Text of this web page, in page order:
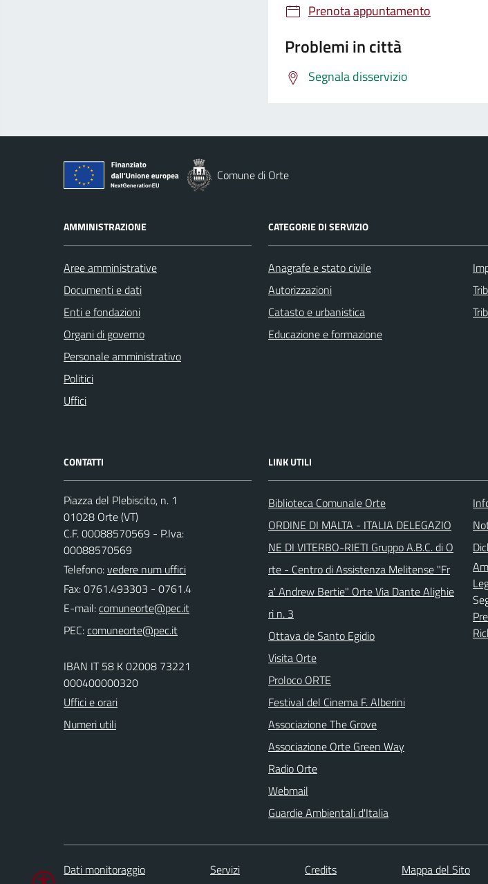
Prenota appuntamento
Problemi in città
Segnala disservizio
Comune di Orte
AMMINISTRAZIONE
Aree amministrative
Documenti e dati
Enti e fondazioni
Organi di governo
Personale amministrativo
Politici
Uffici
CATEGORIE DI SERVIZIO
Anagrafe e stato civile
Autorizzazioni
Catasto e urbanistica
Educazione e formazione
CONTATTI
Piazza del Plebiscito, n. 1
01028 Orte (VT)
C.F. 00088570569 - P.Iva:
00088570569
Telefono:vedere num uffici
Fax: 0761.493303 - 0761.4
E-mail:
PEC:
IBAN IT 58 K 02008 73221
000400000320
Uffici e orari
Numeri utili
LINK UTILI
Biblioteca Comunale Orte
ORDINE DI MALTA - ITALIA DELEGAZIO
NE DI VITERBO-RIETI Gruppo A.B.C. di O
rte - Centro di Assistenza Melitense "Fr
a' Andrew Bertie" Orte Via Dante Alighie
ri n. 3
Ottava de Santo Egidio
Visita Orte
Proloco ORTE
Festival del Cinema F. Alberini
Associazione The Grove
Associazione Orte Green Way
Radio Orte
Webmail
Guardie Ambientali d'Italia
Dati monitoraggio Servizi Credits Mappa del Sito